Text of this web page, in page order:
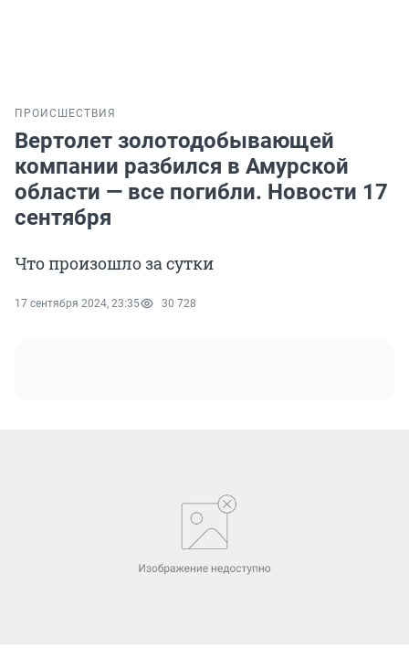
ПРОИСШЕСТВИЯ
Вертолет золотодобывающей
компании разбился в Амурской
области — все погибли. Новости 17
сентября
Что произошло за сутки
17 сентября 2024, 23:35 30 728